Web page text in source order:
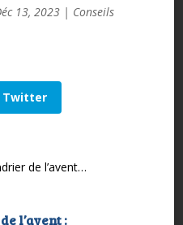
13, 2023| Conseils
Twitter
de l’avent…
l’avent :